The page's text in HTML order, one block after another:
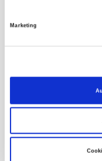
Marketing
FOREIGN RIGHTS
POUR LES LIBRAIRES
MON COMPTE
La France et